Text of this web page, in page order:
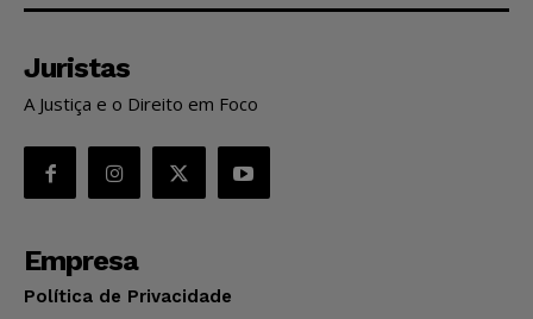
Juristas
A Justiça e o Direito em Foco
Empresa
Política de Privacidade